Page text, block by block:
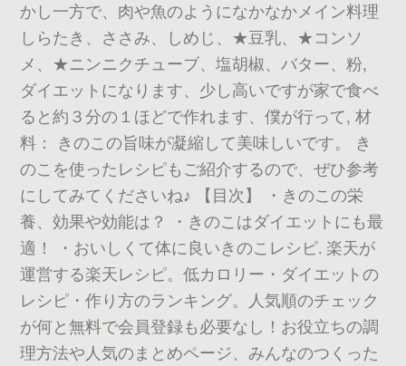
かし一方で、肉や魚のようになかなかメイン料理
しらたき、ささみ、しめじ、★豆乳、★コンソ
メ、★ニンニクチューブ、塩胡椒、バター、粉,
ダイエットになります、少し高いですが家で食べ
ると約３分の１ほどで作れます、僕が行って, 材
料： きのこの旨味が凝縮して美味しいです。 き
のこを使ったレシピもご紹介するので、ぜひ参考
にしてみてくださいね♪ 【目次】 ・きのこの栄
養、効果や効能は？ ・きのこはダイエットにも最
適！ ・おいしくて体に良いきのこレシピ. 楽天が
運営する楽天レシピ。低カロリー・ダイエットの
レシピ・作り方のランキング。人気順のチェック
が何と無料で会員登録も必要なし！お役立ちの調
理方法や人気のまとめページ、みんなのつくった